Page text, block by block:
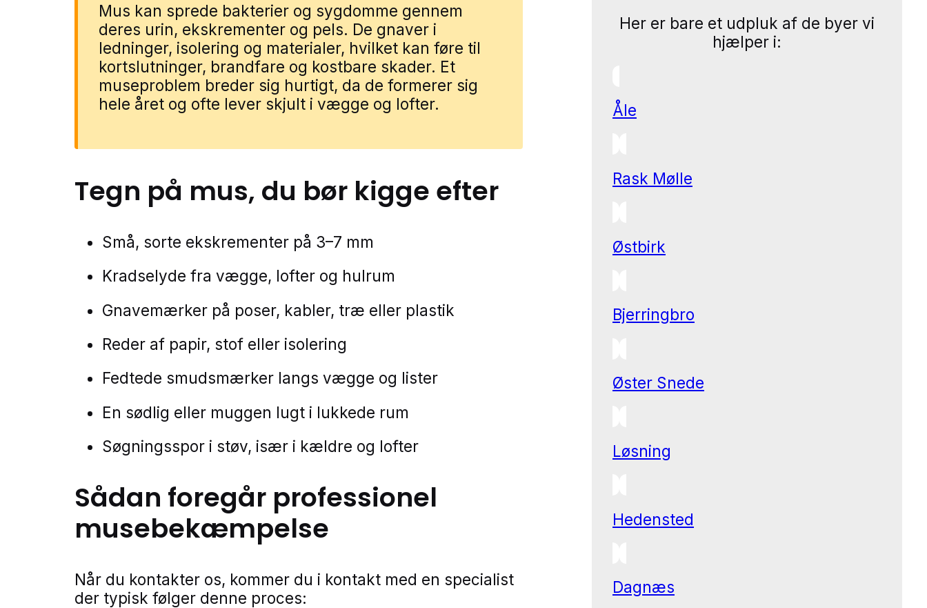
Mus kan sprede bakterier og sygdomme gennem
deres urin, ekskrementer og pels. De gnaver i
ledninger, isolering og materialer, hvilket kan føre til
kortslutninger, brandfare og kostbare skader. Et
museproblem breder sig hurtigt, da de formerer sig
hele året og ofte lever skjult i vægge og lofter.
Tegn på mus, du bør kigge efter
Små, sorte ekskrementer på 3–7 mm
Kradselyde fra vægge, lofter og hulrum
Gnavemærker på poser, kabler, træ eller plastik
Reder af papir, stof eller isolering
Fedtede smudsmærker langs vægge og lister
En sødlig eller muggen lugt i lukkede rum
Søgningsspor i støv, især i kældre og lofter
Sådan foregår professionel
musebekæmpelse
Når du kontakter os, kommer du i kontakt med en specialist
der typisk følger denne proces:
Her er bare et udpluk af de byer vi
hjælper i:
Åle
Rask Mølle
Østbirk
Bjerringbro
Øster Snede
Løsning
Hedensted
Dagnæs